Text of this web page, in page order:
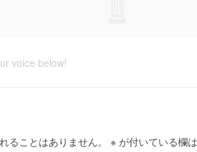
voice below!
ることはありません。 ※ が付いている欄